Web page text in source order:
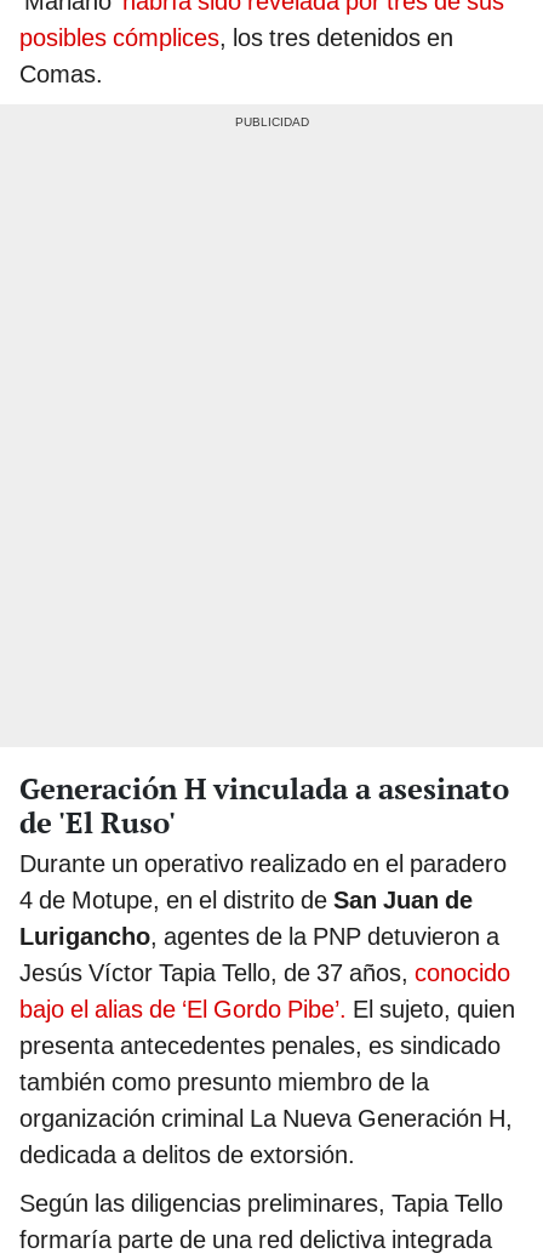
posibles cómplices, los tres detenidos en
Comas.
Generación H vinculada a asesinato
de 'El Ruso'
Durante un operativo realizado en el paradero
4 de Motupe, en el distrito de San Juan de
Lurigancho, agentes de la PNP detuvieron a
Jesús Víctor Tapia Tello, de 37 años, conocido
bajo el alias de ‘El Gordo Pibe’. El sujeto, quien
presenta antecedentes penales, es sindicado
también como presunto miembro de la
organización criminal La Nueva Generación H,
dedicada a delitos de extorsión.
Según las diligencias preliminares, Tapia Tello
formaría parte de una red delictiva integrada